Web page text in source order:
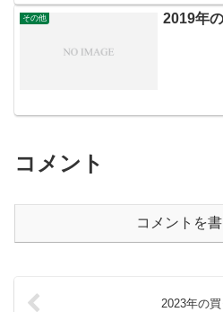
その他 2019年
コメント
コメントを
2023年の